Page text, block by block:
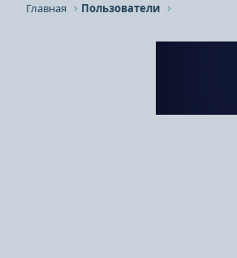
Главная Пользователи